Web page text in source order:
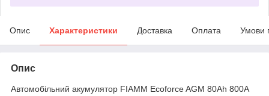
Опис Характеристики Доставка Оплата Умови
Опис
Автомобільний акумулятор FIAMM Ecoforce AGM 80Аh 800А